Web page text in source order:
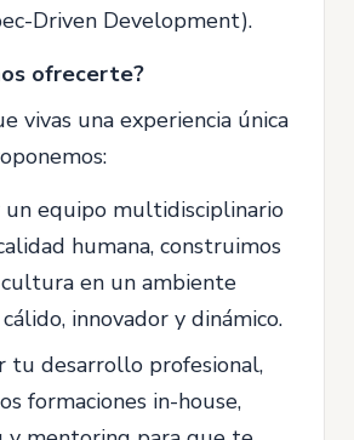
Driven Development).
ofrecerte?
vivas una experiencia única
equipo multidisciplinario
humana, construimos
en un ambiente
innovador y dinámico.
tu desarrollo profesional,
formaciones in-house,